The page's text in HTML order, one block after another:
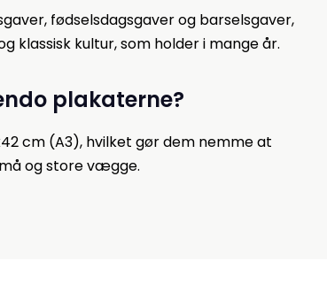
fødselsdagsgaver og barselsgaver,
klassisk kultur, som holder i mange år.
plakaterne?
cm (A3), hvilket gør dem nemme at
og store vægge.